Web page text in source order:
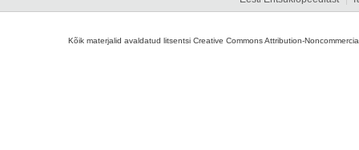
Kõik materjalid avaldatud litsentsi Creative Commons Attribution-